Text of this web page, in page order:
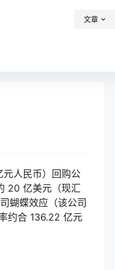
文章
人民币）回购公
20 亿美元（现汇
蝴蝶效应（该公司
约合 136.22 亿元